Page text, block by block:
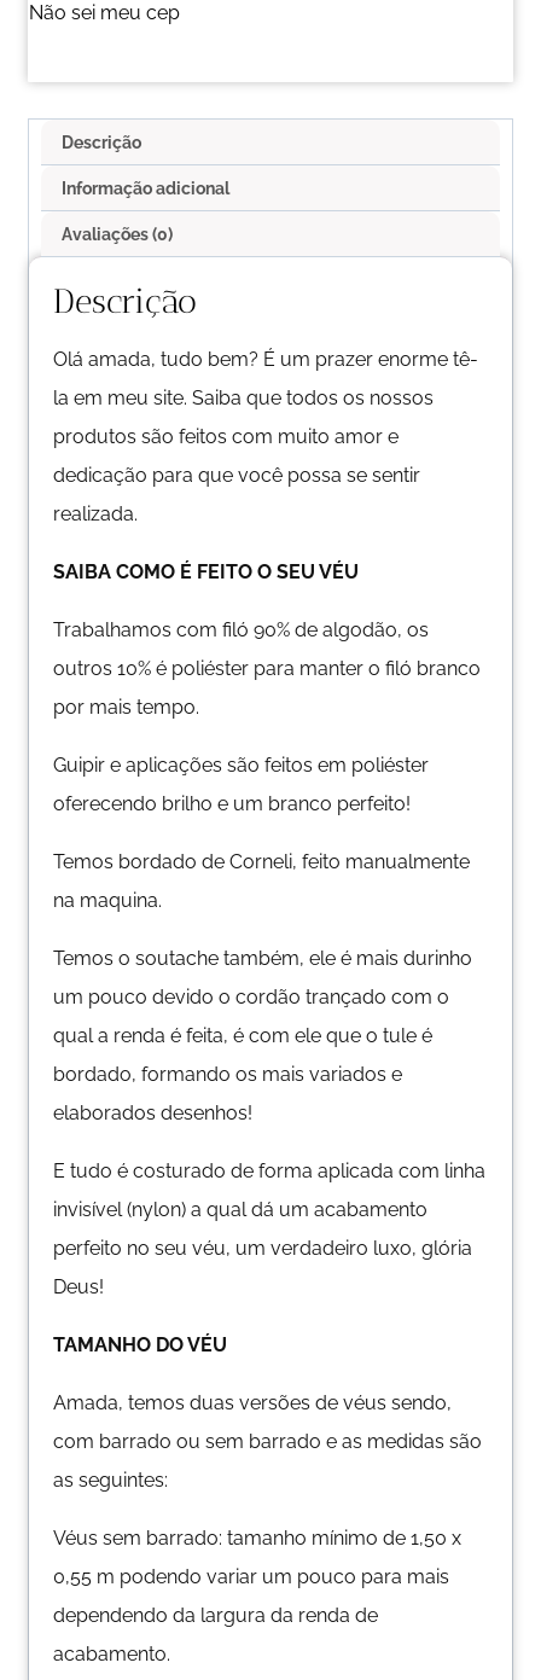
Não sei meu cep
Descrição
Informação adicional
Avaliações (0)
Descrição
Olá amada, tudo bem? É um prazer enorme tê-
la em meu site. Saiba que todos os nossos
produtos são feitos com muito amor e
dedicação para que você possa se sentir
realizada.
SAIBA COMO É FEITO O SEU VÉU
Trabalhamos com filó 90% de algodão, os
outros 10% é poliéster para manter o filó branco
por mais tempo.
Guipir e aplicações são feitos em poliéster
oferecendo brilho e um branco perfeito!
Temos bordado de Corneli, feito manualmente
na maquina.
Temos o soutache também, ele é mais durinho
um pouco devido o cordão trançado com o
qual a renda é feita, é com ele que o tule é
bordado, formando os mais variados e
elaborados desenhos!
E tudo é costurado de forma aplicada com linha
invisível (nylon) a qual dá um acabamento
perfeito no seu véu, um verdadeiro luxo, glória
Deus!
TAMANHO DO VÉU
Amada, temos duas versões de véus sendo,
com barrado ou sem barrado e as medidas são
as seguintes:
Véus sem barrado: tamanho mínimo de 1,50 x
0,55 m podendo variar um pouco para mais
dependendo da largura da renda de
acabamento.